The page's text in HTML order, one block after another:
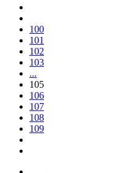
100
101
102
103
...
105
106
107
108
109